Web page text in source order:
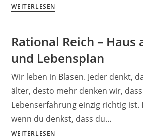
WEITERLESEN
Auto!
Rational
Reicher
werden
#3
Rational Reich – Haus
und Lebensplan
Wir leben in Blasen. Jeder denkt,
älter, desto mehr denken wir,
Lebenserfahrung einzig richtig ist.
wenn du denkst, dass du…
WEITERLESEN